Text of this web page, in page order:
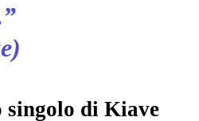
”
di Kiave